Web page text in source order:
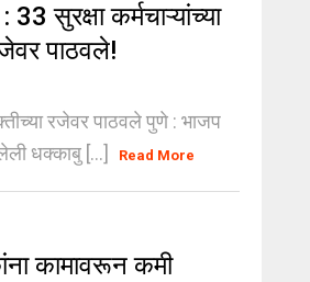
कर्मचाऱ्यांच्या
पाठवले!
रजेवर पाठवले पुणे : भाजप
धक्काबु [...]
Read More
कामावरून कमी